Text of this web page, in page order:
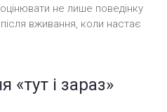
не лише поведінку
вживання, коли настає
і зараз»